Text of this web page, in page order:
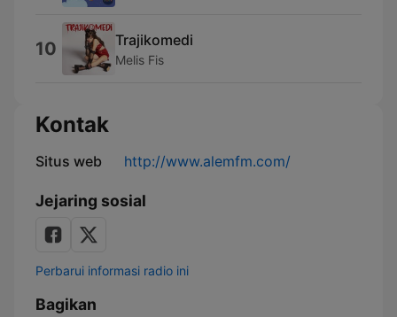
10 Trajikomedi
Melis Fis
Kontak
Situs web http://www.alemfm.com/
Jejaring sosial
Perbarui informasi radio ini
Bagikan